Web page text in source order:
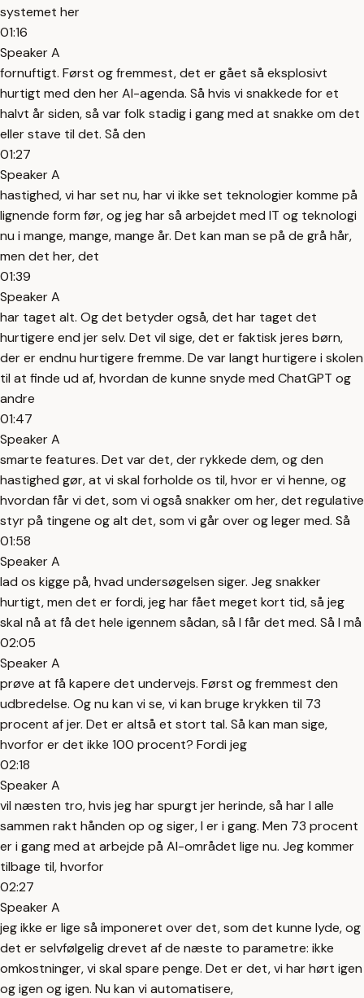
systemet her
01:16
Speaker A
fornuftigt. Først og fremmest, det er gået så eksplosivt
hurtigt med den her AI-agenda. Så hvis vi snakkede for et
halvt år siden, så var folk stadig i gang med at snakke om det
eller stave til det. Så den
01:27
Speaker A
hastighed, vi har set nu, har vi ikke set teknologier komme på
lignende form før, og jeg har så arbejdet med IT og teknologi
nu i mange, mange, mange år. Det kan man se på de grå hår,
men det her, det
01:39
Speaker A
har taget alt. Og det betyder også, det har taget det
hurtigere end jer selv. Det vil sige, det er faktisk jeres børn,
der er endnu hurtigere fremme. De var langt hurtigere i skolen
til at finde ud af, hvordan de kunne snyde med ChatGPT og
andre
01:47
Speaker A
smarte features. Det var det, der rykkede dem, og den
hastighed gør, at vi skal forholde os til, hvor er vi henne, og
hvordan får vi det, som vi også snakker om her, det regulative
styr på tingene og alt det, som vi går over og leger med. Så
01:58
Speaker A
lad os kigge på, hvad undersøgelsen siger. Jeg snakker
hurtigt, men det er fordi, jeg har fået meget kort tid, så jeg
skal nå at få det hele igennem sådan, så I får det med. Så I må
02:05
Speaker A
prøve at få kapere det undervejs. Først og fremmest den
udbredelse. Og nu kan vi se, vi kan bruge krykken til 73
procent af jer. Det er altså et stort tal. Så kan man sige,
hvorfor er det ikke 100 procent? Fordi jeg
02:18
Speaker A
vil næsten tro, hvis jeg har spurgt jer herinde, så har I alle
sammen rakt hånden op og siger, I er i gang. Men 73 procent
er i gang med at arbejde på AI-området lige nu. Jeg kommer
tilbage til, hvorfor
02:27
Speaker A
jeg ikke er lige så imponeret over det, som det kunne lyde, og
det er selvfølgelig drevet af de næste to parametre: ikke
omkostninger, vi skal spare penge. Det er det, vi har hørt igen
og igen og igen. Nu kan vi automatisere,